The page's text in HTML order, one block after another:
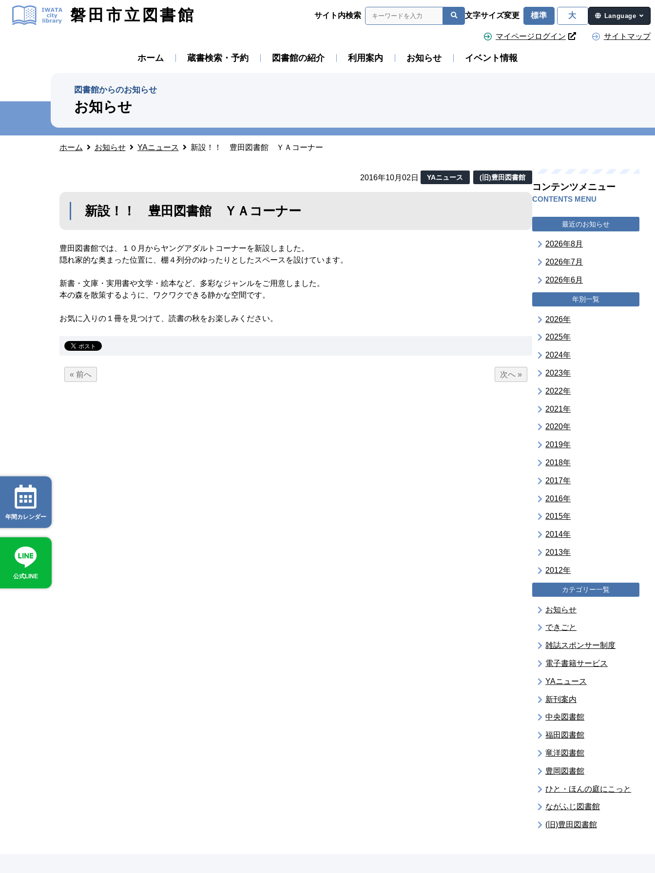
磐田市立図書館 サイト内検索 文字サイズ変更 標準 大 Language
マイページログイン サイトマップ
ホーム 蔵書検索・予約 図書館の紹介 利用案内 お知らせ イベント情報
図書館からのお知らせ
お知らせ
ホーム お知らせ YAニュース 新設！！ 豊田図書館 ＹＡコーナー
2016年10月02日 YAニュース (旧)豊田図書館
新設！！ 豊田図書館 ＹＡコーナー
豊田図書館では、１０月からヤングアダルトコーナーを新設しました。
隠れ家的な奥まった位置に、棚４列分のゆったりとしたスペースを設けています。
新書・文庫・実用書や文学・絵本など、多彩なジャンルをご用意しました。
本の森を散策するように、ワクワクできる静かな空間です。
お気に入りの１冊を見つけて、読書の秋をお楽しみください。
« 前へ 次へ »
コンテンツメニュー
CONTENTS MENU
最近のお知らせ
2026年8月
2026年7月
2026年6月
年別一覧
2026年
2025年
2024年
2023年
2022年
2021年
2020年
2019年
2018年
2017年
2016年
2015年
2014年
2013年
2012年
カテゴリー一覧
お知らせ
できごと
雑誌スポンサー制度
電子書籍サービス
YAニュース
新刊案内
中央図書館
福田図書館
竜洋図書館
豊岡図書館
ひと・ほんの庭にこっと
ながふじ図書館
(旧)豊田図書館
年間カレンダー
公式LINE